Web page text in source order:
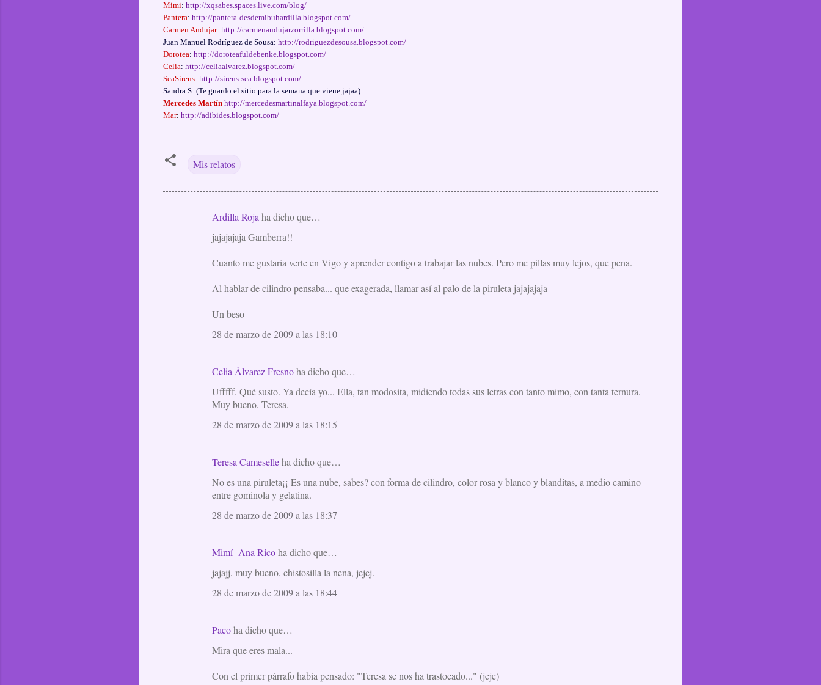
Mimi: http://xqsabes.spaces.live.com/blog/
Pantera: http://pantera-desdemibuhardilla.blogspot.com/
Carmen Andujar: http://carmenandujarzorrilla.blogspot.com/
Juan Manuel Rodríguez de Sousa: http://rodriguezdesousa.blogspot.com/
Dorotea: http://doroteafuldebenke.blogspot.com/
Celia: http://celiaalvarez.blogspot.com/
SeaSirens: http://sirens-sea.blogspot.com/
Sandra S: (Te guardo el sitio para la semana que viene jajaa)
Mercedes Martín http://mercedesmartinalfaya.blogspot.com/
Mar: http://adibides.blogspot.com/
Mis relatos
Ardilla Roja ha dicho que…
jajajajaja Gamberra!!
Cuanto me gustaria verte en Vigo y aprender contigo a trabajar las nubes. Pero me pillas muy lejos, que pena.
Al hablar de cilindro pensaba... que exagerada, llamar así al palo de la piruleta jajajajaja
Un beso
28 de marzo de 2009 a las 18:10
Celia Álvarez Fresnoha dicho que…
Ufffff. Qué susto. Ya decía yo... Ella, tan modosita, midiendo todas sus letras con tanto mimo, con tanta ternura.
Muy bueno, Teresa.
28 de marzo de 2009 a las 18:15
Teresa Cameselleha dicho que…
No es una piruleta¡¡ Es una nube, sabes? con forma de cilindro, color rosa y blanco y blanditas, a medio camino
entre gominola y gelatina.
28 de marzo de 2009 a las 18:37
Mimí- Ana Ricoha dicho que…
jajajj, muy bueno, chistosilla la nena, jejej.
28 de marzo de 2009 a las 18:44
Pacoha dicho que…
Mira que eres mala...
Con el primer párrafo había pensado: "Teresa se nos ha trastocado..." (jeje)